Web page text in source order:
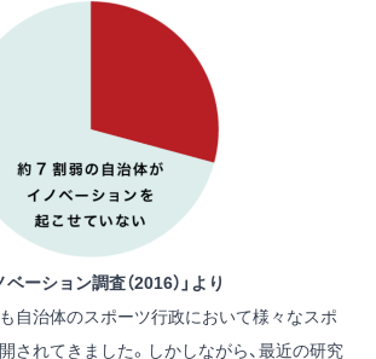
ーション調査（2016）」より
自治体のスポーツ行政において様々なスポ
されてきました。しかしながら、最近の研究